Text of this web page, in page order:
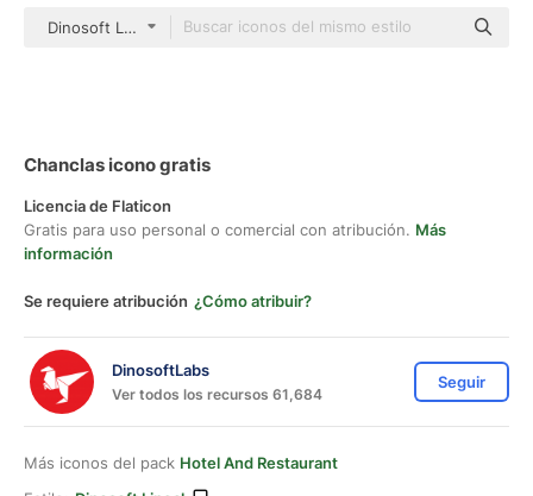
Dinosoft Lineal
Chanclas icono gratis
Licencia de Flaticon
Gratis para uso personal o comercial con atribución. Más
información
Se requiere atribución ¿Cómo atribuir?
DinosoftLabs
Ver todos los recursos 61,684
Seguir
Más iconos del pack Hotel And Restaurant